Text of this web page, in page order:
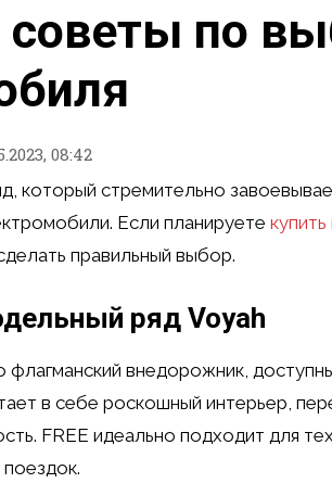
советы по
08:42
который стремительно
Если планируете
правильный выбор.
ряд Voyah
флагманский внедорожник,
в себе роскошный интерьер,
FREE идеально подходит для